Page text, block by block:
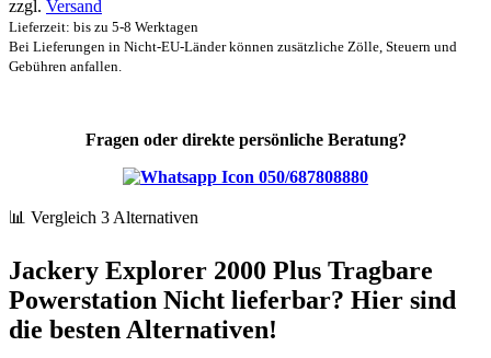
zzgl. Versand
Lieferzeit: bis zu 5-8 Werktagen
Bei Lieferungen in Nicht-EU-Länder können zusätzliche Zölle, Steuern und
Gebühren anfallen.
Fragen oder direkte persönliche Beratung?
050/687808880
📊 Vergleich 3 Alternativen
Jackery Explorer 2000 Plus Tragbare
Powerstation Nicht lieferbar? Hier sind
die besten Alternativen!